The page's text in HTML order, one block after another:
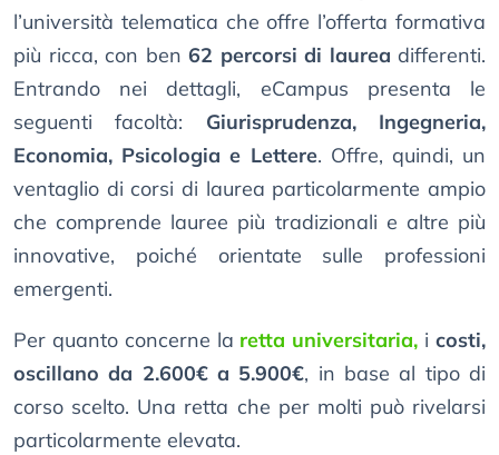
l’università telematica che offre l’offerta formativa
più ricca, con ben 62 percorsi di laurea differenti.
Entrando nei dettagli, eCampus presenta le
seguenti facoltà: Giurisprudenza, Ingegneria,
Economia, Psicologia e Lettere. Offre, quindi, un
ventaglio di corsi di laurea particolarmente ampio
che comprende lauree più tradizionali e altre più
innovative, poiché orientate sulle professioni
emergenti.
Per quanto concerne la retta universitaria, icosti,
oscillano da 2.600€ a 5.900€, in base al tipo di
corso scelto. Una retta che per molti può rivelarsi
particolarmente elevata.